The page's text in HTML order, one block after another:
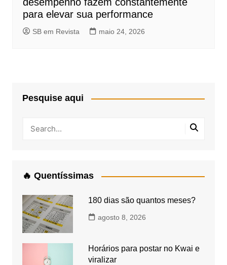
para elevar sua performance
SB em Revista maio 24, 2026
Pesquise aqui
🔥 Quentíssimas
180 dias são quantos meses?
agosto 8, 2026
Horários para postar no Kwai e
viralizar